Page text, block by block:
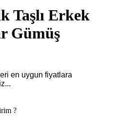
Taşlı Erkek
Gümüş
en uygun fiyatlara
?